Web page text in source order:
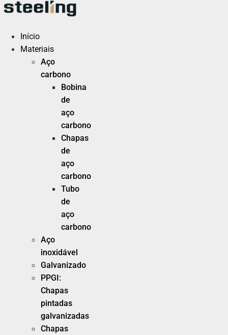
Ir
conteúdo
Início
Materiais
Aço
carbono
Bobina
de
aço
carbono
Chapas
de
aço
carbono
Tubo
de
aço
carbono
Aço
inoxidável
Galvanizado
PPGI:
Chapas
pintadas
galvanizadas
Chapas